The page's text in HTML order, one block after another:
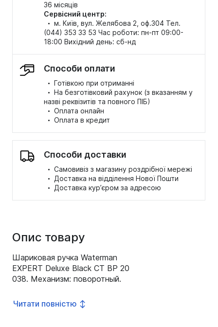
36 місяців
Сервісний центр:
· м. Київ, вул. Желябова 2, оф.304 Тел.
(044) 353 33 53 Час роботи: пн-пт 09:00-
18:00 Вихідний день: сб-нд
Способи оплати
· Готівкою при отриманні
· На безготівковий рахунок (з вказанням у
назві реквізитів та повного ПІБ)
· Оплата онлайн
· Оплата в кредит
Способи доставки
· Самовивіз з магазину роздрібної мережі
· Доставка на відділення Нової Пошти
· Доставка кур’єром за адресою
Опис товару
Шариковая ручка Waterman
EXPERT Deluxe Black CT BP 20
038. Механизм: поворотный.
синего цвета с золотыми буквами
логотипа. Особенности:
Читати повністю ↕